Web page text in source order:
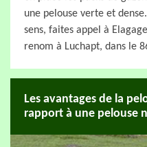
une pelouse verte et
sens, faites appel à
renom à Luchapt, dans le
Les avantages de la
rapport à une pelouse